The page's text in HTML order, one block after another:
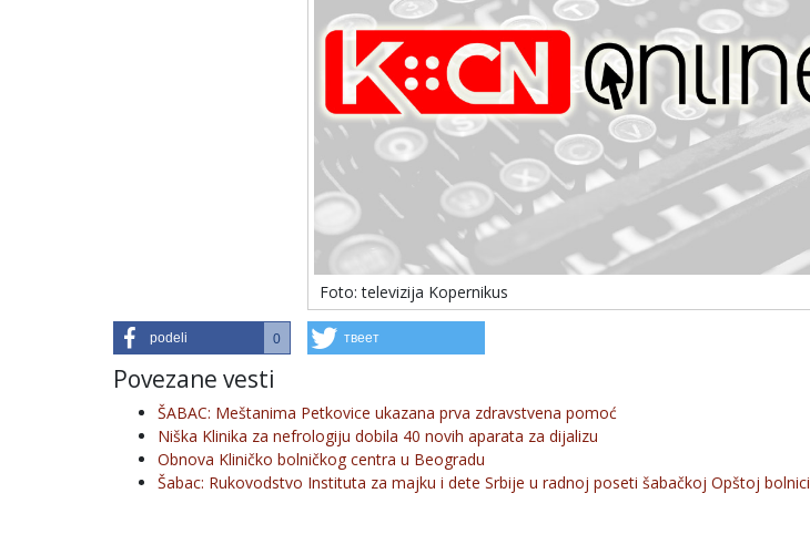
Foto: televizija Kopernikus
podeli 0 твеет
Povezane vesti
ŠABAC: Meštanima Petkovice ukazana prva zdravstvena pomoć
Niška Klinika za nefrologiju dobila 40 novih aparata za dijalizu
Obnova Kliničko bolničkog centra u Beogradu
Šabac: Rukovodstvo Instituta za majku i dete Srbije u radnoj poseti šabačkoj Opštoj bolnici